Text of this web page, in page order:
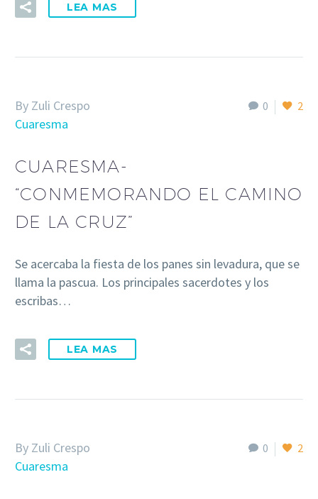
LEA MAS
0 2
By Zuli Crespo
Cuaresma
CUARESMA-
“CONMEMORANDO EL CAMINO
DE LA CRUZ”
Se acercaba la fiesta de los panes sin levadura, que se
llama la pascua. Los principales sacerdotes y los
escribas…
LEA MAS
0 2
By Zuli Crespo
Cuaresma